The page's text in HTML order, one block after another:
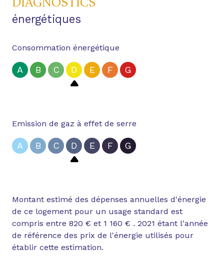
DIAGNOSTICS
énergétiques
Consommation énergétique
A B C D E F G
Emission de gaz à effet de serre
A B C D E F G
Montant estimé des dépenses annuelles d'énergie
de ce logement pour un usage standard est
compris entre 820 € et 1 160 € . 2021 étant l'année
de référence des prix de l'énergie utilisés pour
établir cette estimation.